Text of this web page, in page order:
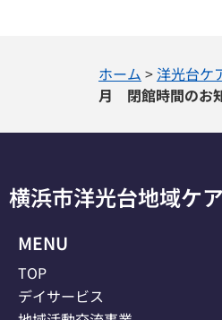
ホーム >洋光台ケ
月 閉館時間のお
横浜市洋光台地域ケ
MENU
TOP
デイサービス